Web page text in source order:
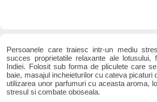
Persoanele care traiesc intr-un mediu
succes proprietatile relaxante ale lotusului,
Indiei. Folosit sub forma de pliculete care
baie, masajul incheieturilor cu cateva picaturi
utilizarea unor parfumuri cu aceasta aroma,
stresul si combate oboseala.